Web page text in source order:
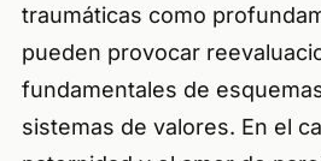
traumáticas como
pueden provocar
fundamentales de
sistemas de valores. En el